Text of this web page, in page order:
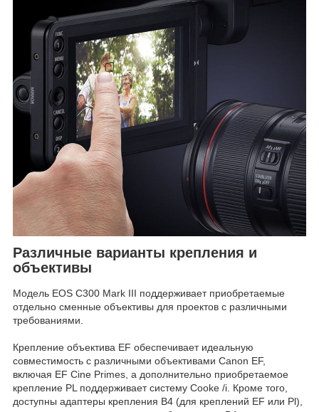
Различные варианты крепления и
объективы
Модель EOS C300 Mark III поддерживает приобретаемые
отдельно сменные объективы для проектов с различными
требованиями.
Крепление объектива EF обеспечивает идеальную
совместимость с различными объективами Canon EF,
включая EF Cine Primes, а дополнительно приобретаемое
крепление PL поддерживает систему Cooke /i. Кроме того,
доступны адаптеры крепления B4 (для креплений EF или Pl),